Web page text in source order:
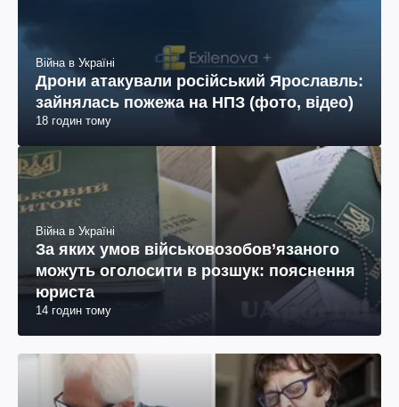
Війна в Україні
Дрони атакували російський Ярославль:
зайнялась пожежа на НПЗ (фото, відео)
18 годин тому
Війна в Україні
За яких умов військовозобов’язаного
можуть оголосити в розшук: пояснення
юриста
14 годин тому